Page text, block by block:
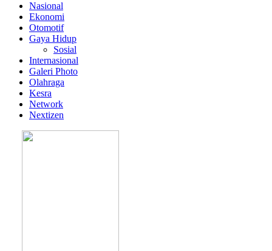
Nasional
Ekonomi
Otomotif
Gaya Hidup
Sosial
Internasional
Galeri Photo
Olahraga
Kesra
Network
Nextizen